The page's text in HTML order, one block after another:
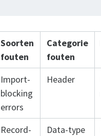
Soorten
fouten
Categorie
fouten
Import-
blocking
errors
Header
Record-
Data-type